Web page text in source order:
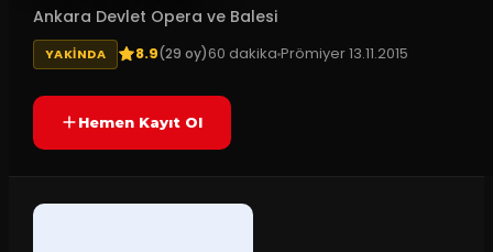
Ankara Devlet Opera ve Balesi
YAKINDA 8.9(29 oy)60 dakikaPrömiyer13.11.2015
Hemen Kayıt Ol